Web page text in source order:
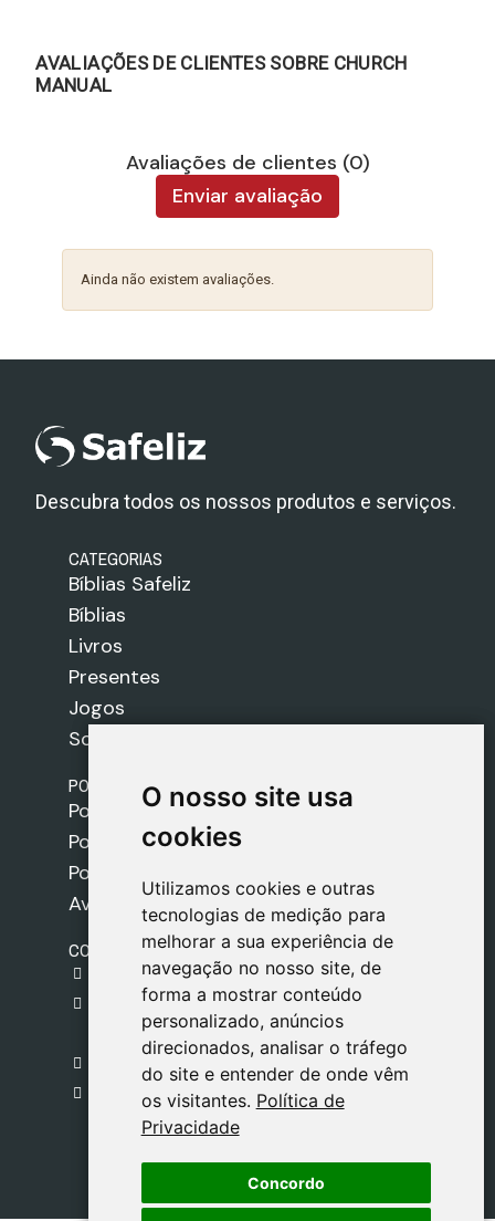
O nosso site usa
cookies
Utilizamos cookies e outras
tecnologias de medição para
melhorar a sua experiência de
navegação no nosso site, de
forma a mostrar conteúdo
personalizado, anúncios
direcionados, analisar o tráfego
do site e entender de onde vêm
os visitantes. Política de
Privacidade
Concordo
O nosso site usa
cookies
Utilizamos cookies e outras
tecnologias de medição para
melhorar a sua experiência de
navegação no nosso site, de
forma a mostrar conteúdo
personalizado, anúncios
direcionados, analisar o tráfego
do site e entender de onde vêm
os visitantes. Política de
Privacidade
Concordo
AVALIAÇÕES DE CLIENTES SOBRE CHURCH
MANUAL
Avaliações de clientes (0)
Enviar avaliação
Ainda não existem avaliações.
Descubra todos os nossos produtos e serviços.
CATEGORIAS
Bíblias Safeliz
Bíblias
Livros
Presentes
Jogos
Sobre nós
POLÍTICAS
Política de Envios
Política de Cookies
Política de Privacidade
Aviso Legal
CONTACTO
gestion@safeliz.com
C. del Pradillo, 6, 28770 Colmenar Viejo,
Madrid
+34 918 459 877
Segunda a Sexta
09:00 - 13:00